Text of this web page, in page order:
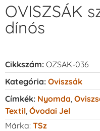
OVISZSÁK
dínós
Cikkszám: OZSAK-036
Kategória: Oviszsák
Címkék: Nyomda
Textil Óvodai Jel
Márka: TSz